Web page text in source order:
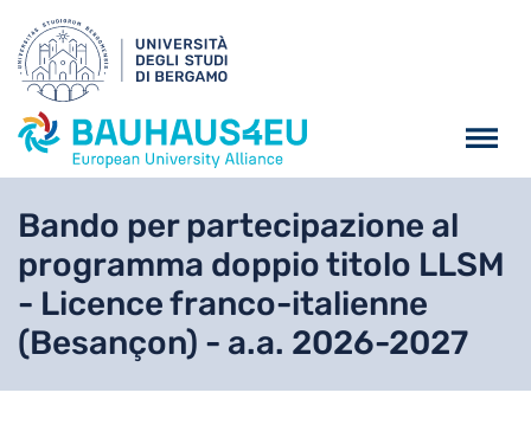
Bando per partecipazione al
programma doppio titolo LLSM
- Licence franco-italienne
(Besançon) - a.a. 2026-2027